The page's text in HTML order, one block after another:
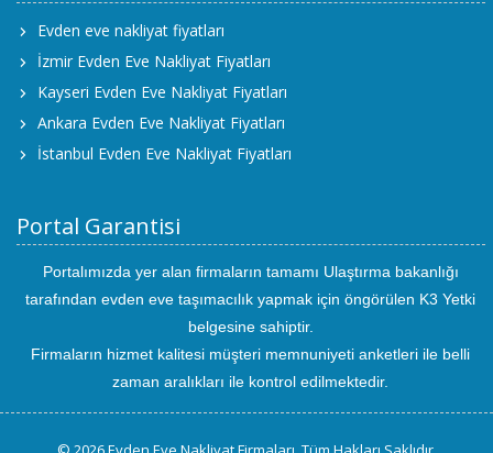
Evden eve nakliyat fiyatları
İzmir Evden Eve Nakliyat Fiyatları
Kayseri Evden Eve Nakliyat Fiyatları
Ankara Evden Eve Nakliyat Fiyatları
İstanbul Evden Eve Nakliyat Fiyatları
Portal Garantisi
Portalımızda yer alan firmaların tamamı Ulaştırma bakanlığı
tarafından evden eve taşımacılık yapmak için öngörülen K3 Yetki
belgesine sahiptir.
Firmaların hizmet kalitesi müşteri memnuniyeti anketleri ile belli
zaman aralıkları ile kontrol edilmektedir.